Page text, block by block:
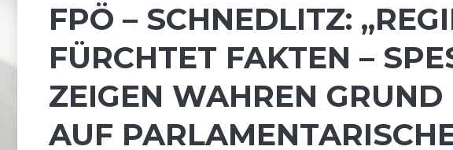
FPÖ – SCHNEDLITZ:
FÜRCHTET FAKTEN –
ZEIGEN WAHREN
AUF